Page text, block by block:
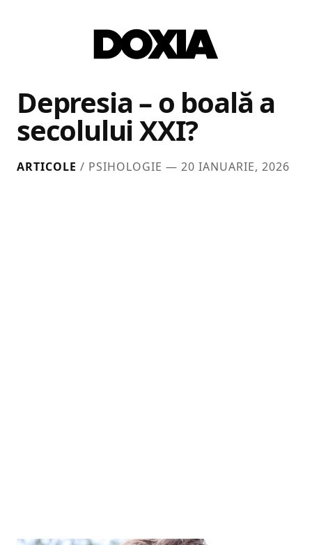
Depresia – o boală a
secolului XXI?
ARTICOLE / PSIHOLOGIE — 20 IANUARIE, 2026